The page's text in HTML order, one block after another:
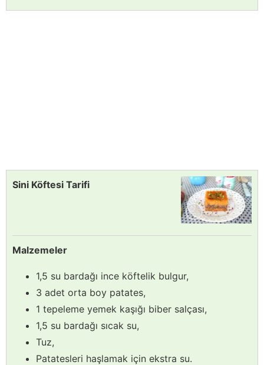
Sini Köftesi Tarifi
Malzemeler
1,5 su bardağı ince köftelik bulgur,
3 adet orta boy patates,
1 tepeleme yemek kaşığı biber salçası,
1,5 su bardağı sıcak su,
Tuz,
Patatesleri haşlamak için ekstra su.